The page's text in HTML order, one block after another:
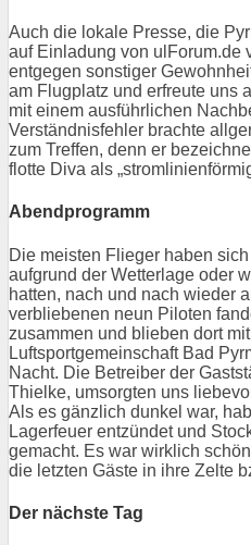
Auch die lokale Presse, die
auf Einladung von ulForum.de
entgegen sonstiger
am Flugplatz und erfreute uns
mit einem ausführlichen
Verständnisfehler brachte
zum Treffen, denn er
flotte Diva als
Abendprogramm
Die meisten Flieger haben
aufgrund der Wetterlage oder
hatten, nach und nach wieder
verbliebenen neun Piloten
zusammen und blieben dort
Luftsportgemeinschaft Bad
Nacht. Die Betreiber der
Thielke, umsorgten uns
Als es gänzlich dunkel war,
Lagerfeuer entzündet und
gemacht. Es war wirklich
die letzten Gäste in ihre Zelte
Der nächste Tag